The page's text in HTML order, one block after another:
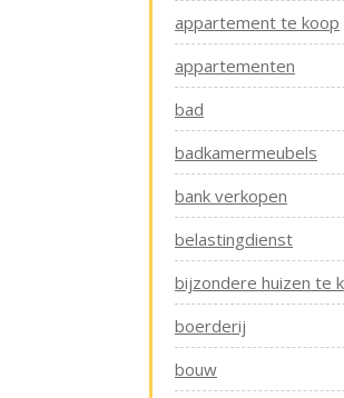
appartement te koop
appartementen
bad
badkamermeubels
bank verkopen
belastingdienst
bijzondere huizen te
boerderij
bouw